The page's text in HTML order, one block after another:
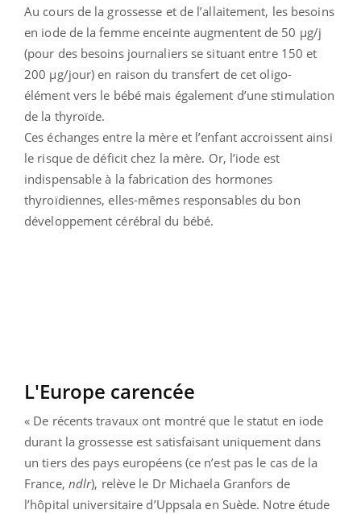
Au cours de la grossesse et de l’allaitement, les besoins
en iode de la femme enceinte augmentent de 50 µg/j
(pour des besoins journaliers se situant entre 150 et
200 µg/jour) en raison du transfert de cet oligo-
élément vers le bébé mais également d’une stimulation
de la thyroïde.
Ces échanges entre la mère et l’enfant accroissent ainsi
le risque de déficit chez la mère. Or, l’iode est
indispensable à la fabrication des hormones
thyroïdiennes, elles-mêmes responsables du bon
développement cérébral du bébé.
L'Europe carencée
« De récents travaux ont montré que le statut en iode
durant la grossesse est satisfaisant uniquement dans
un tiers des pays européens (ce n’est pas le cas de la
France, ndlr), relève le Dr Michaela Granfors de
l’hôpital universitaire d’Uppsala en Suède. Notre étude